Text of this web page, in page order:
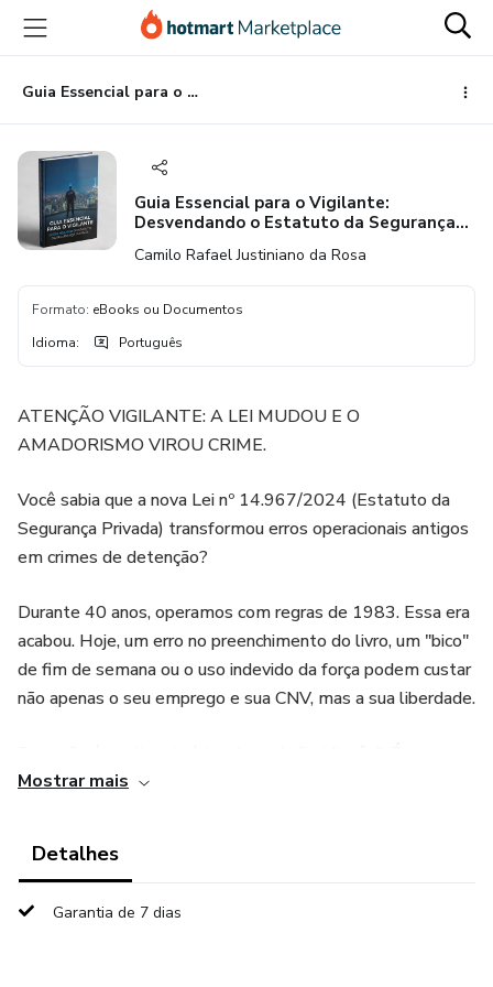
para
conteúdo
principal
para
pagamento
para
rodapé
Guia Essencial para o Vigilante: Desvendando o Estatuto da Segurança Privada
Guia Essencial para o Vigilante:
Desvendando o Estatuto da Segurança
Camilo Rafael Justiniano da Rosa
Formato: eBooks ou Documentos
Idioma: Português
ATENÇÃO VIGILANTE: A LEI MUDOU E O
AMADORISMO VIROU CRIME.
Você sabia que a nova Lei nº 14.967/2024 (Estatuto da
Segurança Privada) transformou erros operacionais antigos
em crimes de detenção?
Durante 40 anos, operamos com regras de 1983. Essa era
acabou. Hoje, um erro no preenchimento do livro, um "bico"
de fim de semana ou o uso indevido da força podem custar
não apenas o seu emprego e sua CNV, mas a sua liberdade.
Manual de Trincheira, escrito por quem vive a realidade
O que você vai dominar com este Guia:
✅ O Fim da Clandestinidade: Entenda por que o "bico"
Mostrar mais
Detalhes
Garantia de 7 dias